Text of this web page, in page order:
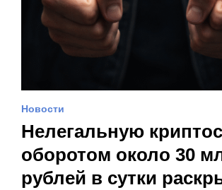
Новости
Нелегальную
оборотом около 30
рублей в сутки